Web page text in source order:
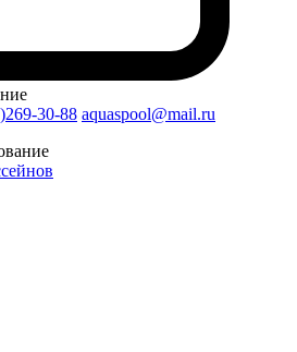
30-88 aquaspool@mail.ru